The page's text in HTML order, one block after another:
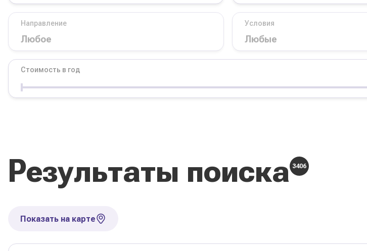
Направление Условия
Стоимость в год
Результаты поиска 3406
Показать на карте
колледжа
Условия Форма обучения